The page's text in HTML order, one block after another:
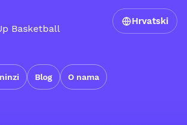
Basketball
Blog O nama
Hrvatski